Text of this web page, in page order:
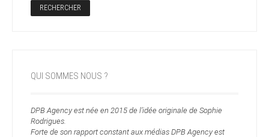
QUI SOMMES NOUS ?
DPB Agency est née en 2015 de l’idée originale de Sophie
Rodrigues.
Forte de son rapport constant aux médias DPB Agency est